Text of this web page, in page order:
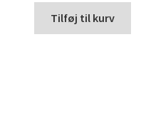
Tilføj til kurv